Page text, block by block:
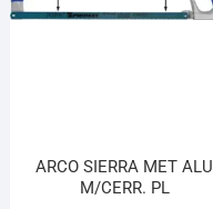
ARCO SIERRA MET ALU
M/CERR. PL